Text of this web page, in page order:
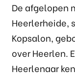
De afgelopen
Heerlerheide,
Kopsalon,
over Heerlen.
Heerlenaar